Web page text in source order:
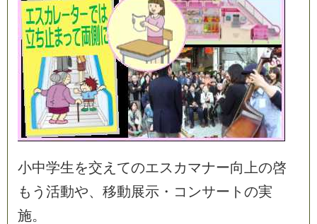
小中学生を交え てのエス カマナー向 上の啓
も う 活動や、 移動展示 ・ コ ンサー ト の実
施。